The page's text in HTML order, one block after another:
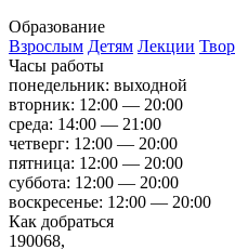
Образование
Взрослым Детям Лекции
Часы работы
понедельник: выходной
вторник: 12:00 — 20:00
среда: 14:00 — 21:00
четверг: 12:00 — 20:00
пятница: 12:00 — 20:00
суббота: 12:00 — 20:00
воскресенье: 12:00 — 20:00
Как добраться
190068,